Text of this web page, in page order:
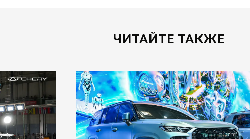
ЧИТАЙТЕ ТАКЖЕ